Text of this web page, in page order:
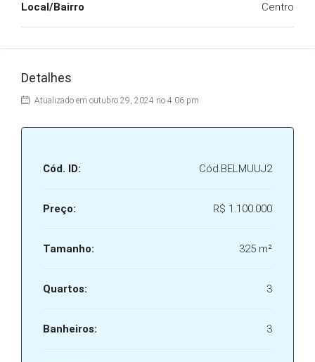
Local/Bairro Centro
Detalhes
Atualizado em outubro 29, 2024 no 4:06 pm
Cód. ID: Cód.BELMUUJ2
Preço: R$ 1.100.000
Tamanho: 325 m²
Quartos: 3
Banheiros: 3